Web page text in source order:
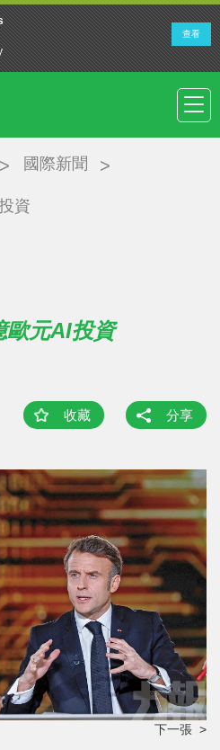
國際新聞
資
歐元AI投資
收藏 分享
下一張 >